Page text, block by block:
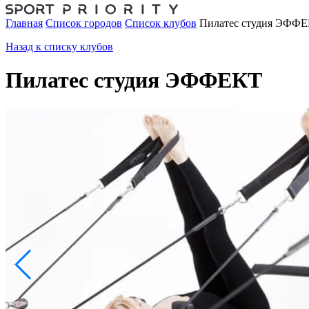
Главная Список городов Список клубов Пилатес студия
Назад к списку клубов
Пилатес студия ЭФФЕКТ